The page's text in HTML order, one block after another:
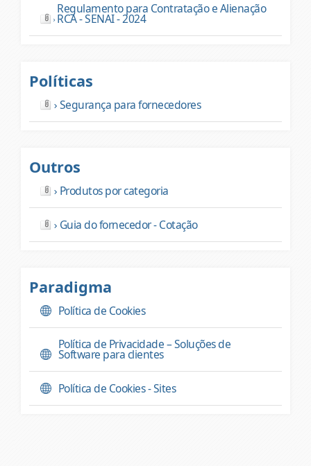
Regulamento para Contratação e Alienação
RCA - SENAI - 2024
Políticas
Segurança para fornecedores
Outros
Produtos por categoria
Guia do fornecedor - Cotação
Paradigma
Política de Cookies
Política de Privacidade – Soluções de
Software para clientes
Política de Cookies - Sites